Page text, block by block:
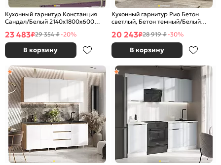
Кухонный гарнитур Констанция
Сандал/Белый 2140x1800x600
23 483₽29 354 ₽-20%
В корзину
Кухонный гарнитур Рио Бетон
светлый, Бетон темный/Белый
20 243₽28 919 ₽-30%
В корзину